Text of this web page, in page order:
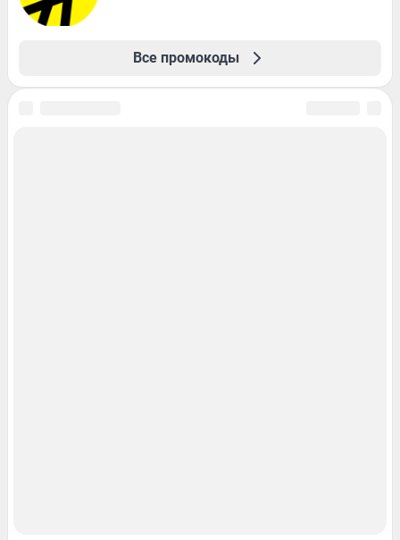
Все промокоды